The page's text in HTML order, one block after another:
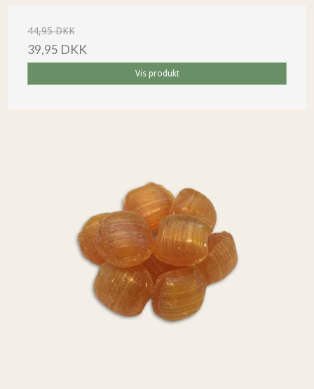
44,95 DKK
39,95 DKK
Vis produkt